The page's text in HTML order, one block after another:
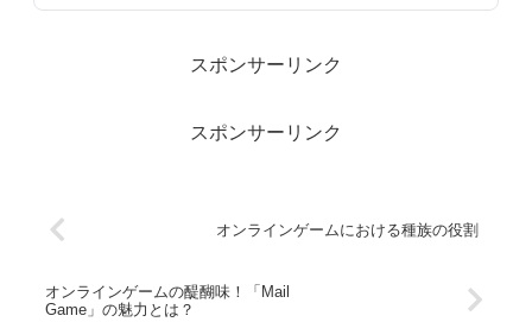
スポンサーリンク
スポンサーリンク
オンラインゲームにおける種族の役割
オンラインゲームの醍醐味！「Mail
Game」の魅力とは？